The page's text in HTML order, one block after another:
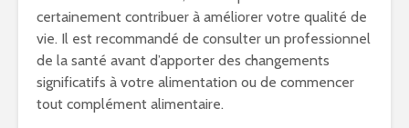
certainement contribuer à améliorer votre qualité de
vie. Il est recommandé de consulter un professionnel
de la santé avant d’apporter des changements
significatifs à votre alimentation ou de commencer
tout complément alimentaire.